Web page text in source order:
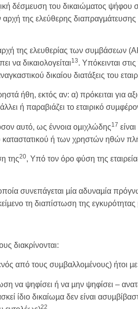
δέσµευση του δικαιώµατος
της ελεύθερης
της ελευθερίας των συµβάσεων
να δικαιολογείται13. Υπόκεινται
δικαίου διατάξεις του
ήθη, εκτός αν: α) πρόκειται για
ή παραβιάζει το εταιρικό
αυτό, ως έννοια οµιχλώδης17
καταστατικού ή των χρηστών ηθών
της20, Υπό τον όρο φύση της
συνεπάγεται µία αδυναµία
τη διαπίστωση της εγκυρότητας
διακρίνονται:
από τους συµβαλλοµένους) ήτοι
να ψηφίσει ή να µην ψηφίσει –
ίδιο δικαίωµα δεν είναι
22